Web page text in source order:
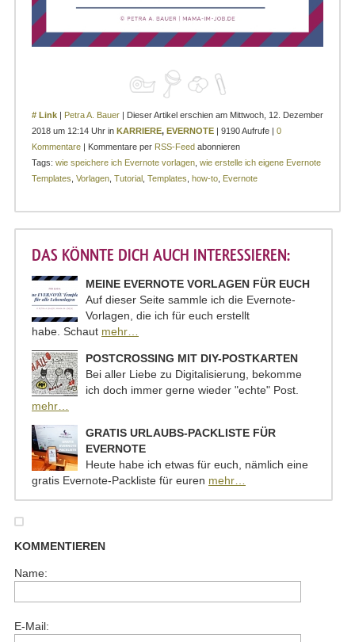
# Link | Petra A. Bauer | Dieser Artikel erschien am Mittwoch, 12. Dezember
2018 um 12:14 Uhr in KARRIERE, EVERNOTE | 9190 Aufrufe | 0
Kommentare | Kommentare per RSS-Feed abonnieren
Tags: wie speichere ich Evernote vorlagen wie erstelle ich eigene Evernote
Templates Vorlagen Tutorial Templates how-to Evernote
DAS KÖNNTE DICH AUCH INTERESSIEREN:
MEINE EVERNOTE VORLAGEN FÜR EUCH
Auf dieser Seite sammle ich die Evernote-
Vorlagen, die ich für euch erstellt
habe. Schaut mehr…
POSTCROSSING MIT DIY-POSTKARTEN
Bei aller Liebe zu Digitalisierung, bekomme
ich doch immer gerne wieder "echte" Post.
mehr…
GRATIS URLAUBS-PACKLISTE FÜR
EVERNOTE
Heute habe ich etwas für euch, nämlich eine
gratis Evernote-Packliste für euren mehr…
KOMMENTIEREN
Name:
E-Mail: